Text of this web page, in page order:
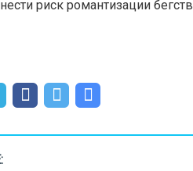
риск романтизации